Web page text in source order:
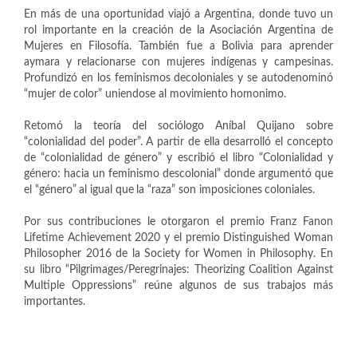
En más de una oportunidad viajó a Argentina, donde tuvo un
rol importante en la creación de la Asociación Argentina de
Mujeres en Filosofía. También fue a Bolivia para aprender
aymara y relacionarse con mujeres indígenas y campesinas.
Profundizó en los feminismos decoloniales y se autodenominó
“mujer de color” uniendose al movimiento homonimo.
Retomó la teoría del sociólogo Aníbal Quijano sobre
“colonialidad del poder”. A partir de ella desarrolló el concepto
de “colonialidad de género” y escribió el libro “Colonialidad y
género: hacia un feminismo descolonial” donde argumentó que
el “género” al igual que la “raza” son imposiciones coloniales.
Por sus contribuciones le otorgaron el premio Franz Fanon
Lifetime Achievement 2020 y el premio Distinguished Woman
Philosopher 2016 de la Society for Women in Philosophy. En
su libro “Pilgrimages/Peregrinajes: Theorizing Coalition Against
Multiple Oppressions” reúne algunos de sus trabajos más
importantes.